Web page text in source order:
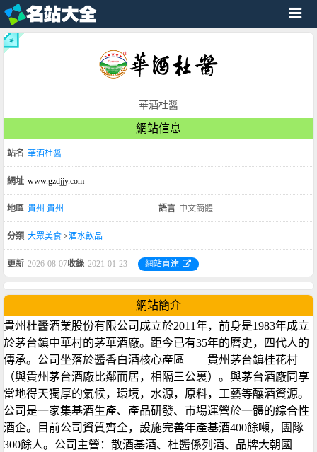
華酒杜醬
網站信息
站名 華酒杜醬
網址 www.gzdjjy.com
地區 貴州 貴州 語言 中文簡體
分類 大眾美食 >酒水飲品
更新 2026-08-07收錄 2021-01-23 網站直達
網站簡介
貴州杜醬酒業股份有限公司成立於2011年，前身是1983年成立
於茅台鎮中華村的茅華酒廠。距今已有35年的曆史，四代人的
傳承。公司坐落於醬香白酒核心產區——貴州茅台鎮桂花村
（與貴州茅台酒廠比鄰而居，相隔三公裏）。與茅台酒廠同享
當地得天獨厚的氣候，環境，水源，原料，工藝等釀酒資源。
公司是一家集基酒生產、產品研發、市場運營於一體的綜合性
酒企。目前公司資質齊全，設施完善年產基酒400餘噸，團隊
300餘人。公司主營：散酒基酒、杜醬係列酒、品牌大朝國